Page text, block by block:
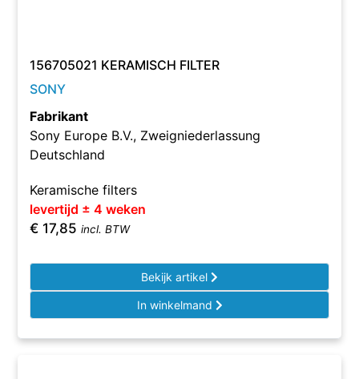
156705021 KERAMISCH FILTER
SONY
Fabrikant
Sony Europe B.V., Zweigniederlassung
Deutschland
Keramische filters
levertijd ± 4 weken
€ 17,85 incl. BTW
Bekijk artikel
In winkelmand